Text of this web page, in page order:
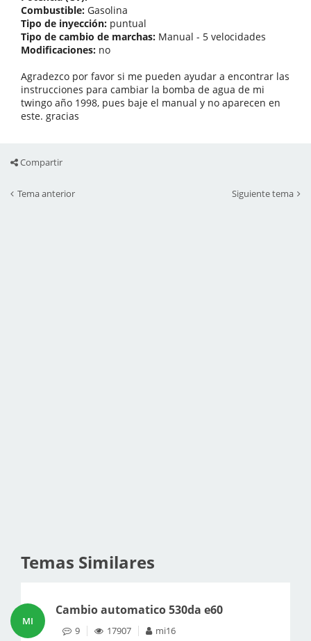
Combustible: Gasolina
Tipo de inyección: puntual
Tipo de cambio de marchas: Manual - 5 velocidades
Modificaciones: no
Agradezco por favor si me pueden ayudar a encontrar las
instrucciones para cambiar la bomba de agua de mi
twingo año 1998, pues baje el manual y no aparecen en
este. gracias
Compartir
Tema anterior Siguiente tema
Temas Similares
MI
Cambio automatico 530da e60
9 17907 mi16